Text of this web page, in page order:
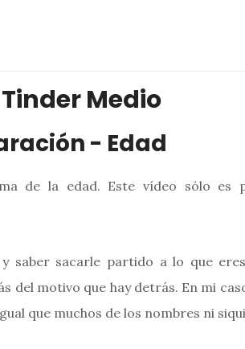
Medio
- Edad
de la edad. Este vídeo sólo es
saber sacarle partido a lo que
del motivo que hay detrás. En mi
que muchos de los nombres ni